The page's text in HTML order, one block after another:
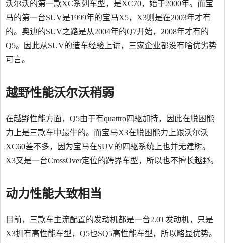
沃尔沃的第一款XC系列车型，是XC70，始于2000年。而宝
马的第一台SUV是1999年的宝马X5，X3则是在2003年才有
的。奥迪的SUV之路是从2004年的Q7开始，2008年才有的
Q5。因此从SUV的造车经验上讲，三家企业都没有啥优劣势
可言。
越野性能沃尔沃稍弱
在越野性能方面，Q5由于有quattro四驱加持，因此在脱困能
力上是三款车中最牛的。而宝马X3在脱困能力上跟沃尔沃
XC60差不多，因为宝马在SUV的四驱系统上也并无建树。
X3又是一台CrossOver定位的跨界车型，所以也不擅长越野。
动力性能大致相当
目前，三款车主流配置的发动机都是一台2.0T发动机，只是
X3拥有高性能车型，Q5也SQ5高性能车型，所以略显优势。